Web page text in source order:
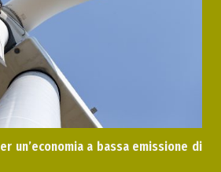
er un’economia a bassa emissione di